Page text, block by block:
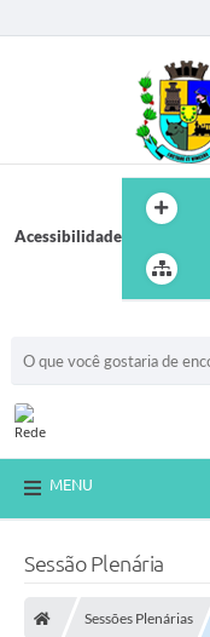
Acessibilidade
MENU
Sessão Plenária
Sessões Plenárias